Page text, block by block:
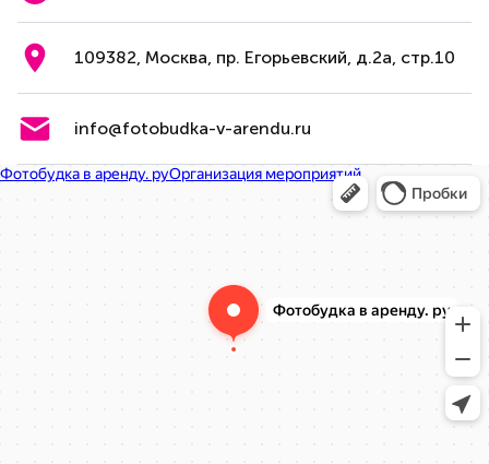
109382, Москва, пр. Егорьевский, д.2а, стр.10
info@fotobudka-v-arendu.ru